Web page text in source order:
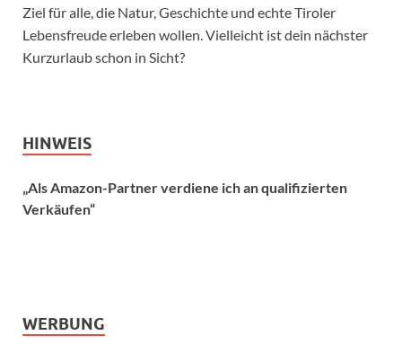
Ziel für alle, die Natur, Geschichte und echte Tiroler
Lebensfreude erleben wollen. Vielleicht ist dein nächster
Kurzurlaub schon in Sicht?
HINWEIS
„Als Amazon-Partner verdiene ich an qualifizierten
Verkäufen“
WERBUNG